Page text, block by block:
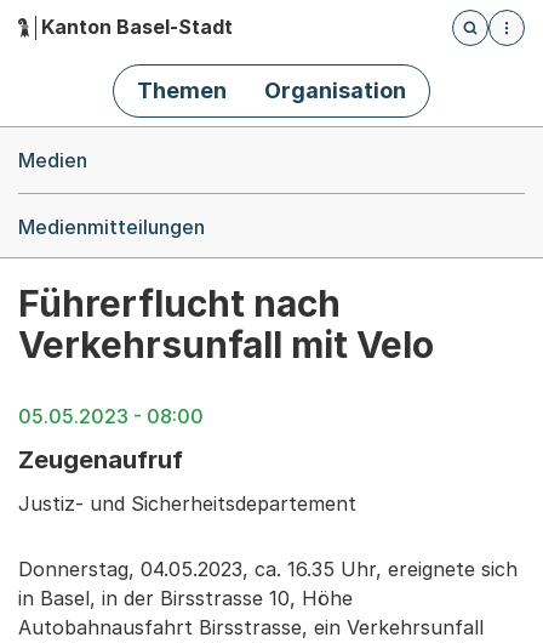
Hauptnavigation
Kanton Basel-Stadt
Öffnet
Themen Organisation
Medien
Medienmitteilungen
Führerflucht nach
Verkehrsunfall mit Velo
05.05.2023 - 08:00
Zeugenaufruf
Justiz- und Sicherheitsdepartement
Donnerstag, 04.05.2023, ca. 16.35 Uhr, ereignete sich
in Basel, in der Birsstrasse 10, Höhe
Autobahnausfahrt Birsstrasse, ein Verkehrsunfall